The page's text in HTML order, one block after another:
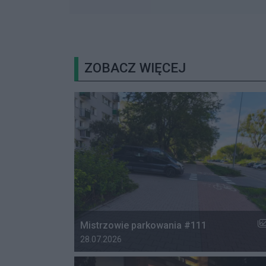
ZOBACZ WIĘCEJ
Mistrzowie parkowania #111
Data dodania galerii:
28.07.2026